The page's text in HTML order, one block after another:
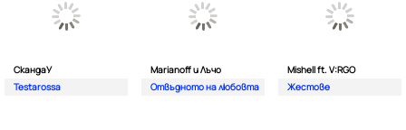
СкандаУ
Testarossa
Marianoff и Лъчо
Отвъдното на любовта
Mishell ft. V:RGO
Жестове